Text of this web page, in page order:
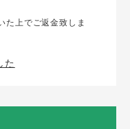
上でご返金致しま
た